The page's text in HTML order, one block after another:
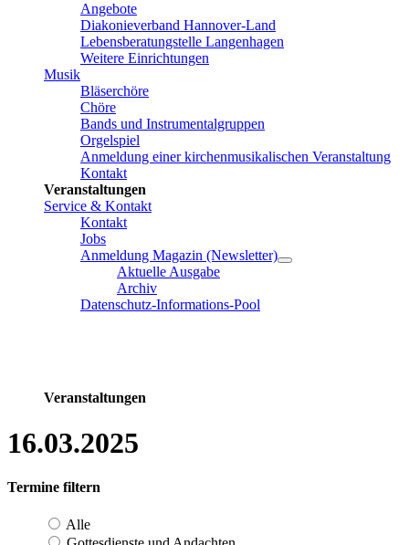
Angebote
Diakonieverband Hannover-Land
Lebensberatungstelle Langenhagen
Weitere Einrichtungen
Musik
Bläserchöre
Chöre
Bands und Instrumentalgruppen
Orgelspiel
Anmeldung einer kirchenmusikalischen Veranstaltung
Kontakt
Veranstaltungen
Service & Kontakt
Kontakt
Jobs
Anmeldung Magazin (Newsletter)
Aktuelle Ausgabe
Archiv
Datenschutz-Informations-Pool
Veranstaltungen
16.03.2025
Termine filtern
Alle